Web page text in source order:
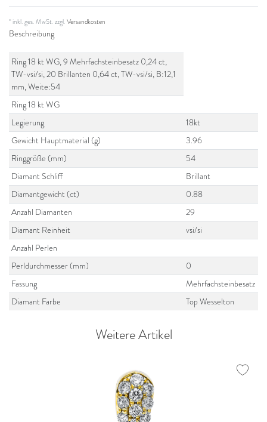
* inkl. ges. MwSt. zzgl.Versandkosten
Beschreibung
Ring 18 kt WG, 9 Mehrfachsteinbesatz 0,24 ct,
TW-vsi/si, 20 Brillanten 0,64 ct, TW-vsi/si, B:12,1
mm, Weite:54
Ring 18 kt WG
Legierung
18kt
Gewicht Hauptmaterial (g)
3.96
Ringgröße (mm)
54
Diamant Schliff
Brillant
Diamantgewicht (ct)
0.88
Anzahl Diamanten
29
Diamant Reinheit
vsi/si
Anzahl Perlen
Perldurchmesser (mm)
0
Fassung
Mehrfachsteinbesatz
Diamant Farbe
Top Wesselton
Weitere Artikel